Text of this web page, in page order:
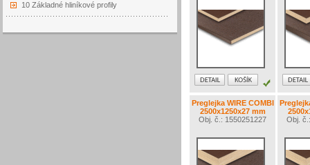
10 Základné hliníkové profily
Preglejka WIRE COMBI
2500x1250x27 mm
Obj. č.: 1550251227
Obj.